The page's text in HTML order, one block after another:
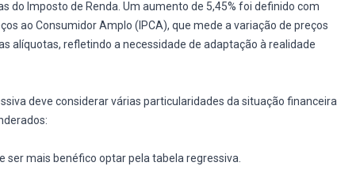
do Imposto de Renda. Um aumento de 5,45% foi definido com
ao Consumidor Amplo (IPCA), que mede a variação de preços
alíquotas, refletindo a necessidade de adaptação à realidade
deve considerar várias particularidades da situação financeira
mais benéfico optar pela tabela regressiva.